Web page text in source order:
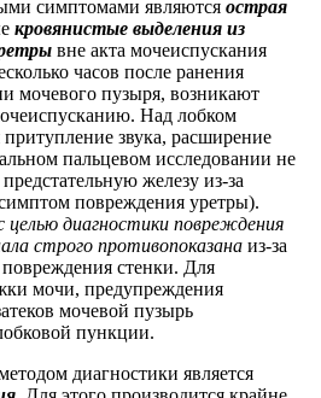
симптомами являются острая
кровянистые выделения из
вне акта мочеиспускания
часов после ранения
мочевого пузыря, возникают
Над лобком
притупление звука, расширение
пальцевом исследовании не
железу из-за
повреждения уретры).
диагностики повреждения
строго противопоказана из-за
стенки. Для
мочи, предупреждения
мочевой пузырь
пункции.
диагностики является